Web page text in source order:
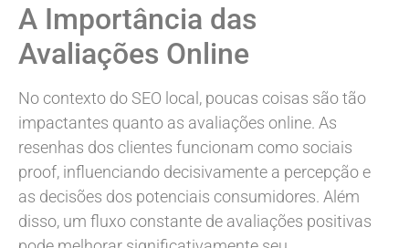
A Importância das
Avaliações Online
No contexto do SEO local, poucas coisas são tão
impactantes quanto as avaliações online. As
resenhas dos clientes funcionam como sociais
proof, influenciando decisivamente a percepção e
as decisões dos potenciais consumidores. Além
disso, um fluxo constante de avaliações positivas